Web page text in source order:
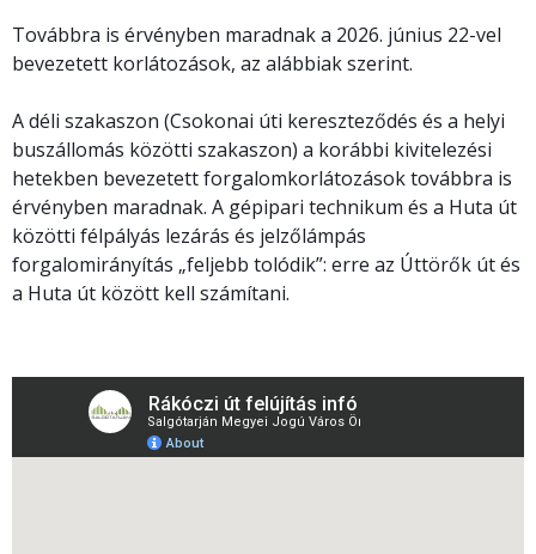
Továbbra is érvényben maradnak a 2026. június 22-vel
bevezetett korlátozások, az alábbiak szerint.
A déli szakaszon (Csokonai úti kereszteződés és a helyi
buszállomás közötti szakaszon) a korábbi kivitelezési
hetekben bevezetett forgalomkorlátozások továbbra is
érvényben maradnak. A gépipari technikum és a Huta út
közötti félpályás lezárás és jelzőlámpás
forgalomirányítás „feljebb tolódik”: erre az Úttörők út és
a Huta út között kell számítani.